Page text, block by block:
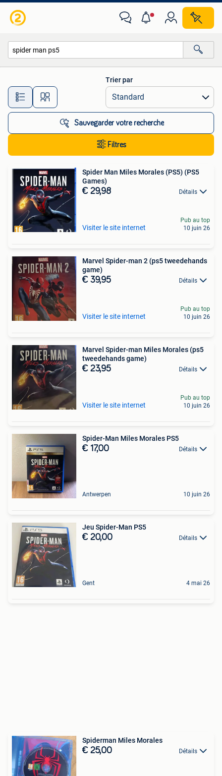
Toutes les distances…
Trier par
Sauvegarder votre recherche
Filtres
Spider Man Miles Morales (PS5) (PS5
Games)
€ 29,98 Détails
Visiter le site internet
Pub au top
10 juin 26
Marvel Spider-man 2 (ps5 tweedehands
game)
€ 39,95 Détails
Visiter le site internet
Pub au top
10 juin 26
Marvel Spider-man Miles Morales (ps5
tweedehands game)
€ 23,95 Détails
Visiter le site internet
Pub au top
10 juin 26
Spider-Man Miles Morales PS5
€ 17,00 Détails
Antwerpen 10 juin 26
Jeu Spider-Man PS5
€ 20,00 Détails
Gent 4 mai 26
Spiderman Miles Morales
€ 25,00 Détails